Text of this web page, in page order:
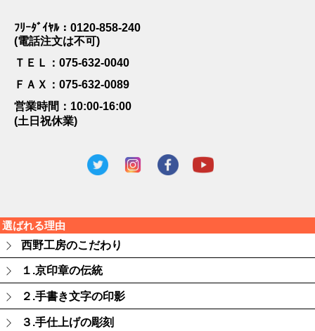
ﾌﾘｰﾀﾞｲﾔﾙ：0120-858-240
(電話注文は不可)
ＴＥＬ：075-632-0040
ＦＡＸ：075-632-0089
営業時間：10:00-16:00
(土日祝休業)
選ばれる理由
西野工房のこだわり
１.京印章の伝統
２.手書き文字の印影
３.手仕上げの彫刻